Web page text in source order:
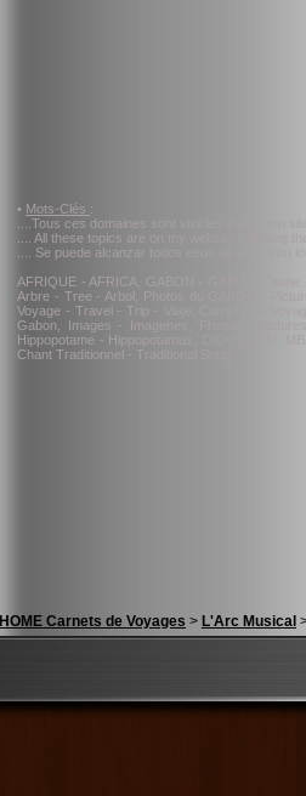
• Mots-Clés :
....Tous ces domaines sont visibles dans mon
.... All these topics are on my website following
.... Se puede alcanzar todos esos asuntos con
AFRIQUE - AFRICA, GABON - GABUN,
Arbre - Tree - Arbol, Photos du GABON -
Voyage - Travel - Trip - Viaje, Carnets de
Gabon, Images - Imagenes, Photos -
Hippopotame - Hippopotamus, DIGOUDOU,
Chant Traditionnel - Traditional Song,
HOME Carnets de Voyages > L'Arc Musical